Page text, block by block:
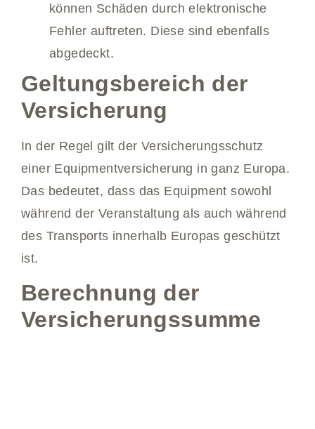
können Schäden durch elektronische
Fehler auftreten. Diese sind ebenfalls
abgedeckt.
Geltungsbereich der
Versicherung
In der Regel gilt der Versicherungsschutz
einer Equipmentversicherung in ganz Europa.
Das bedeutet, dass das Equipment sowohl
während der Veranstaltung als auch während
des Transports innerhalb Europas geschützt
ist.
Berechnung der
Versicherungssumme